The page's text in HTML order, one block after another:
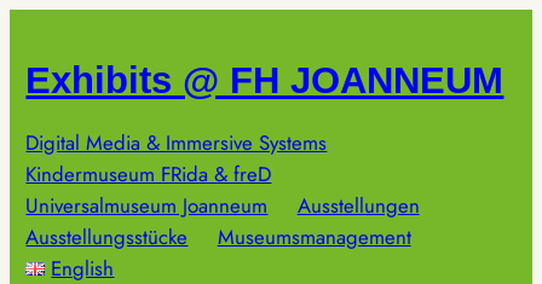
springen
Exhibits @ FH JOANNEUM
Digital Media & Immersive Systems
Kindermuseum FRida & freD
Universalmuseum Joanneum
Ausstellungen
Ausstellungsstücke
Museumsmanagement
English